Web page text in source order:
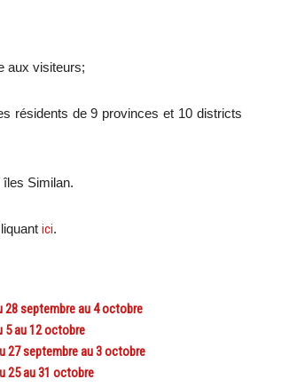
aux visiteurs;
résidents de 9 provinces et 10 districts
îles Similan.
ici.
28 septembre au 4 octobre
5 au 12 octobre
27 septembre au 3 octobre
25 au 31 octobre